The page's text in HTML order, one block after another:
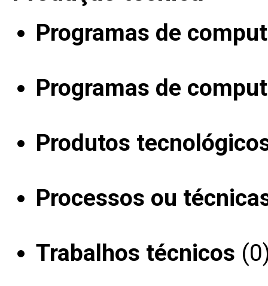
Programas de
Programas de
Produtos
Processos ou
Trabalhos técnicos